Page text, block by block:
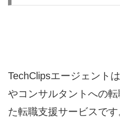
TechClipsエージェント
やコンサルタントへの
た転職支援サービスです